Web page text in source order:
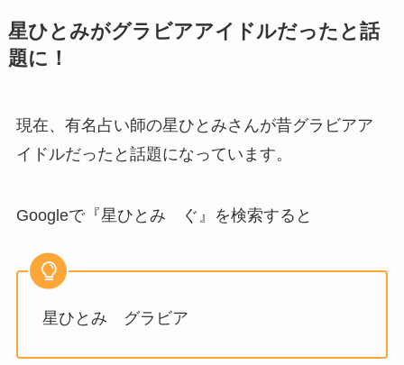
星ひとみがグラビアアイドルだったと話
題に！
現在、有名占い師の星ひとみさんが昔グラビアア
イドルだったと話題になっています。
Googleで『星ひとみ ぐ』を検索すると
星ひとみ グラビア